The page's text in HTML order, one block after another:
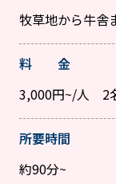
牧草地から牛舎
料 金
3,000円~/人 2
所要時間
約90分~